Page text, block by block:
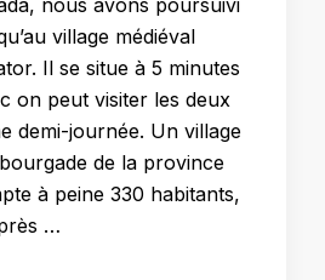
nous avons poursuivi
village médiéval
Il se situe à 5 minutes
on peut visiter les deux
demi-journée. Un village
de la province
à peine 330 habitants,
…